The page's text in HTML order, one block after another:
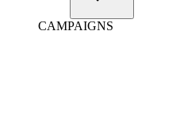
CAMPAIGNS